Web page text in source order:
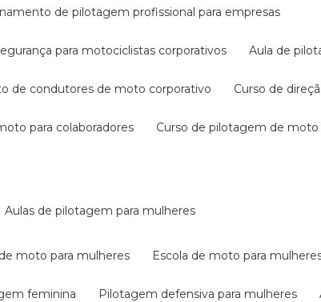
de pilotagem profissional para empresas
para motociclistas corporativos aula de
de condutores de moto corporativo curso de
para colaboradores curso de pilotagem de
aulas de pilotagem para mulheres
de moto para mulheres escola de moto para
feminina pilotagem defensiva para mulheres